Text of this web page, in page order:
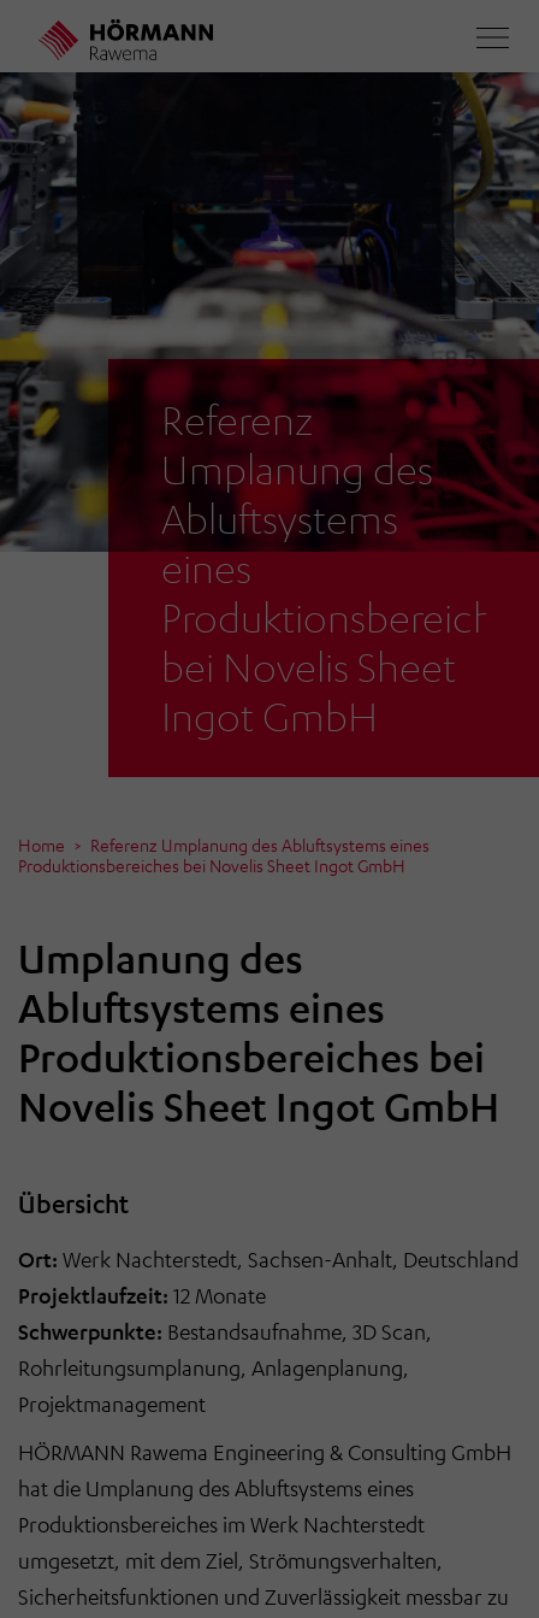
Direkt
Inhalt
Referenz
Umplanung des
Abluftsystems
eines
Produktionsbereiches
bei Novelis Sheet
Ingot GmbH
Home
Referenz Umplanung des Abluftsystems eines
Produktionsbereiches bei Novelis Sheet Ingot GmbH
Umplanung des
Abluftsystems eines
Produktionsbereiches bei
Novelis Sheet Ingot GmbH
Übersicht
Ort: Werk Nachterstedt, Sachsen-Anhalt, Deutschland
Projektlaufzeit: 12 Monate
Schwerpunkte: Bestandsaufnahme, 3D Scan,
Rohrleitungsumplanung, Anlagenplanung,
Projektmanagement
HÖRMANN Rawema Engineering & Consulting GmbH
hat die Umplanung des Abluftsystems eines
Produktionsbereiches im Werk Nachterstedt
umgesetzt, mit dem Ziel, Strömungsverhalten,
Sicherheitsfunktionen und Zuverlässigkeit messbar zu